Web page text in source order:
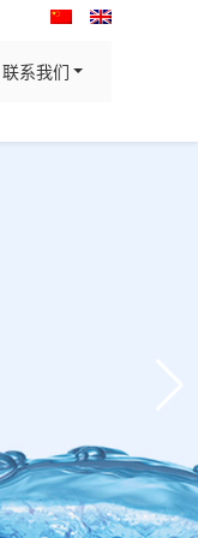
联系我们